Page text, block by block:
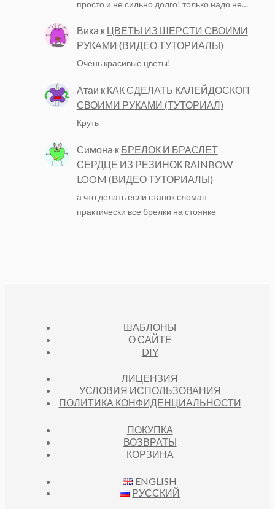
просто и не сильно долго! только надо не…
Вика к ЦВЕТЫ ИЗ ШЕРСТИ СВОИМИ
РУКАМИ (ВИДЕО ТУТОРИАЛЫ)
Очень красивые цветы!
Атаи к КАК СДЕЛАТЬ КАЛЕЙДОСКОП
СВОИМИ РУКАМИ (ТУТОРИАЛ)
Круть
Симона к БРЕЛОК И БРАСЛЕТ
СЕРДЦЕ ИЗ РЕЗИНОК RAINBOW
LOOM (ВИДЕО ТУТОРИАЛЫ)
а что делать если станок сломан
практически все брелки на стоянке
ШАБЛОНЫ
О САЙТЕ
DIY
ЛИЦЕНЗИЯ
УСЛОВИЯ ИСПОЛЬЗОВАНИЯ
ПОЛИТИКА КОНФИДЕНЦИАЛЬНОСТИ
ПОКУПКА
ВОЗВРАТЫ
КОРЗИНА
ENGLISH
РУССКИЙ